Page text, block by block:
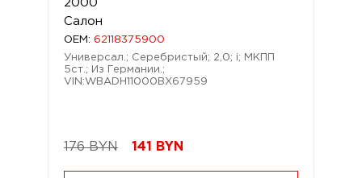
2000
Салон
OEM: 62118375900
Универсал.; Серебристый; 2,0; i; МКПП
5ст.; Из Германии.;
VIN:WBADH11000BX67959
176 BYN 141 BYN